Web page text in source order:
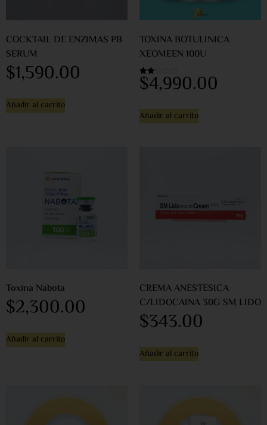
COCKTAIL DE ENZIMAS PB
SERUM
$1,590.00
Añadir al carrito
TOXINA BOTULINICA
XEOMEEN 100U
Valorado
en
$4,990.00
Añadir al carrito
Toxina Nabota
$2,300.00
Añadir al carrito
CREMA ANESTESICA
C/LIDOCAINA 30G SM LIDO
$343.00
Añadir al carrito